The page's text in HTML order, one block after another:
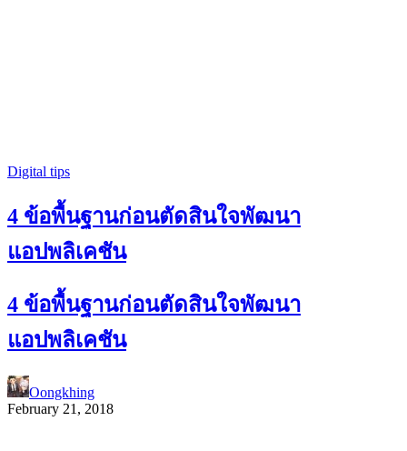
Digital tips
4 ข้อพื้นฐานก่อนตัดสินใจพัฒนา
แอปพลิเคชัน
4 ข้อพื้นฐานก่อนตัดสินใจพัฒนา
แอปพลิเคชัน
Oongkhing
February 21, 2018